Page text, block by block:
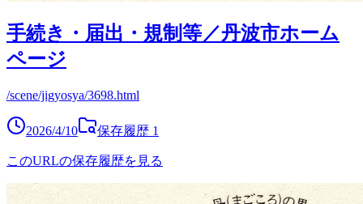
手続き・届出・規制等／丹波市ホーム
ページ
/scene/jigyosya/3698.html
2026/4/10 保存履歴 1
このURLの保存履歴を見る